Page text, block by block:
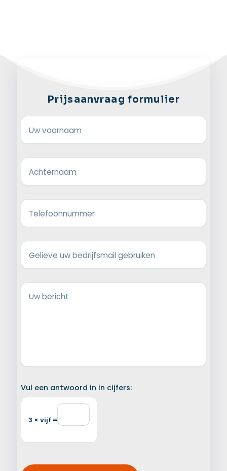
Prijsaanvraag formulier
Uw voornaam
Achternaam
Telefoonnummer
Gelieve uw bedrijfsmail gebruiken
Uw bericht
Vul een antwoord in in cijfers:
3 × vijf =